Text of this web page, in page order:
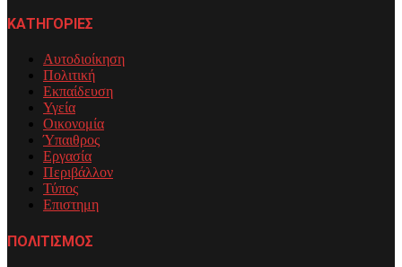
ΚΑΤΗΓΟΡΙΕΣ
Αυτοδιοίκηση
Πολιτική
Εκπαίδευση
Υγεία
Οικονομία
Ύπαιθρος
Εργασία
Περιβάλλον
Τύπος
Επιστημη
ΠΟΛΙΤΙΣΜΟΣ